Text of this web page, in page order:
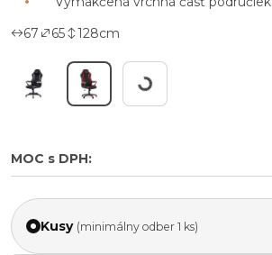
67
65 128cm
Working...
MOC s DPH:
Kusy (minimálny odber 1 ks)